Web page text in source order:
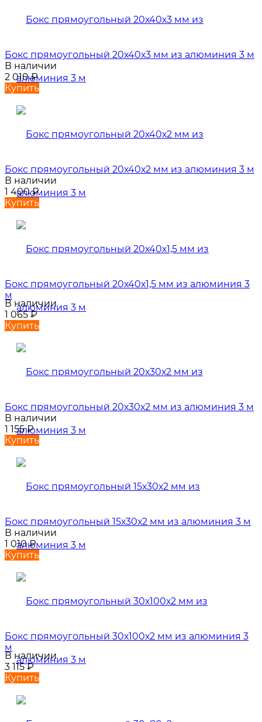
Бокс прямоугольный 20х40х3 мм из алюминия 3 м
В наличии
2 010₽
Купить
Бокс прямоугольный 20х40х2 мм из алюминия 3 м
В наличии
1 400₽
Купить
Бокс прямоугольный 20х40х1,5 мм из алюминия 3
м
В наличии
1 065₽
Купить
Бокс прямоугольный 20х30х2 мм из алюминия 3 м
В наличии
1 155₽
Купить
Бокс прямоугольный 15х30х2 мм из алюминия 3 м
В наличии
1 010₽
Купить
Бокс прямоугольный 30х100х2 мм из алюминия 3
м
В наличии
3 115₽
Купить